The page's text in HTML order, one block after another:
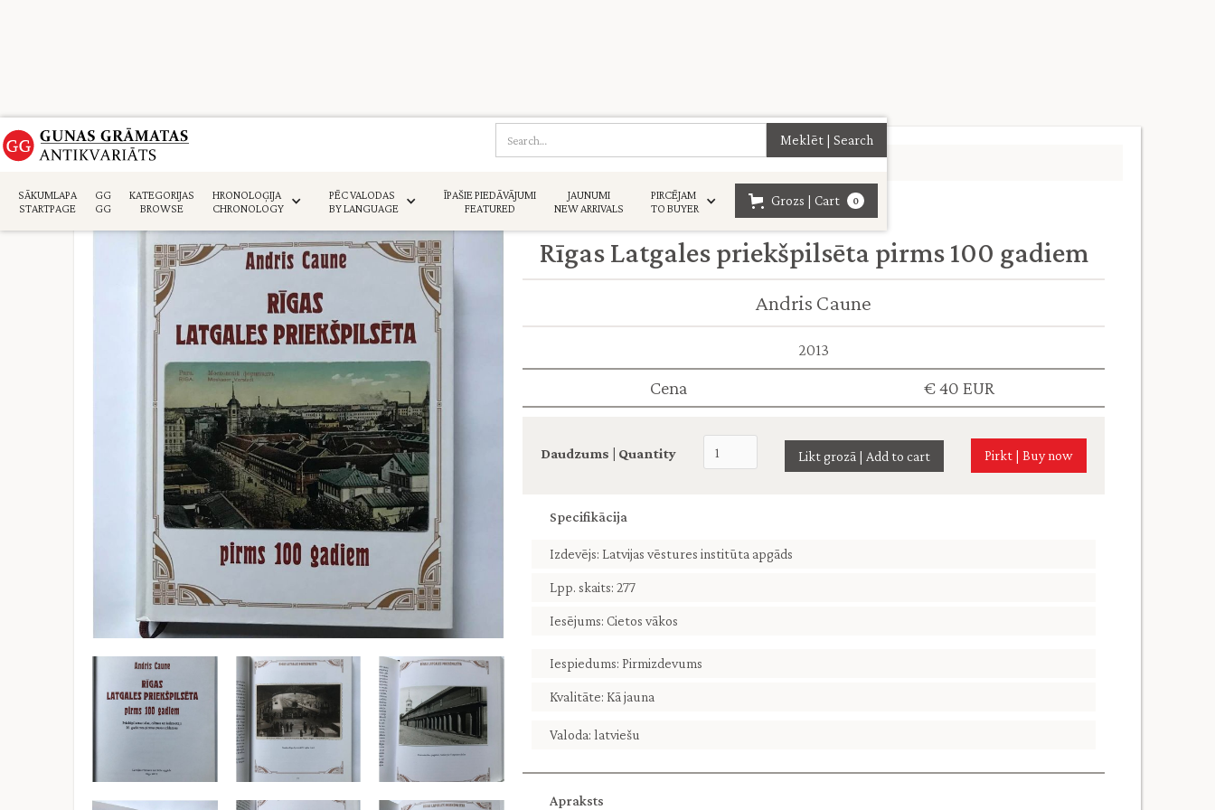
SĀKUMLAPA
STARTPAGE
GG
GG
KATEGORIJAS
BROWSE
HRONOLOĢIJA
CHRONOLOGY
PĒC VALODAS
BY LANGUAGE
ĪPAŠIE PIEDĀVĀJUMI
FEATURED
JAUNUMI
NEW ARRIVALS
PIRCĒJAM
TO BUYER
Grozs | Cart 0
Sākumlapa
Rīgas Latgales priekšpilsēta pirms 100 gadiem
Andris Caune
2013
Cena € 40 EUR
Daudzums | Quantity Pirkt | Buy now
Specifikācija
Izdevējs: Latvijas vēstures institūta apgāds
Lpp. skaits: 277
Iesējums: Cietos vākos
Iespiedums: Pirmizdevums
Kvalitāte: Kā jauna
Valoda: latviešu
Apraksts